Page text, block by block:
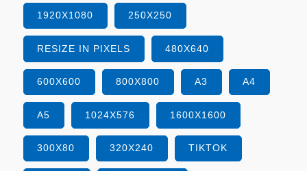
1920X1080 250X250
RESIZE IN PIXELS 480X640
600X600 800X800 A3 A4
A5 1024X576 1600X1600
300X80 320X240 TIKTOK